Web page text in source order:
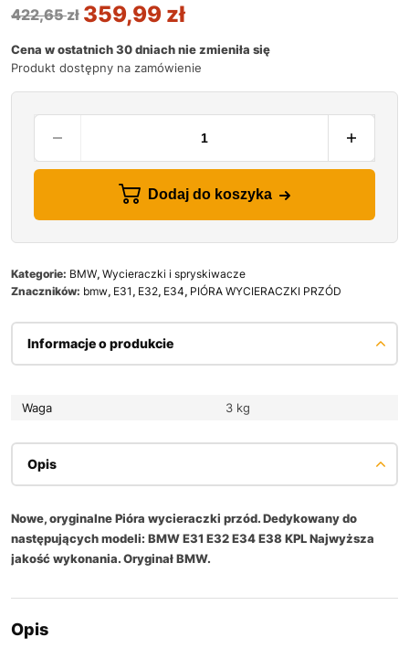
422,65zł 359,99 zł
Cena w ostatnich 30 dniach nie zmieniła się
Produkt dostępny na zamówienie
Dodaj do koszyka
Kategorie: BMW, Wycieraczki i spryskiwacze
Znaczników: bmw, E31 , E32, E34, PIÓRA WYCIERACZKI PRZÓD
Informacje o produkcie
Waga 3 kg
Opis
Nowe, oryginalne Pióra wycieraczki przód. Dedykowany do
następujących modeli: BMW E31 E32 E34 E38 KPL Najwyższa
jakość wykonania. Oryginał BMW.
Opis